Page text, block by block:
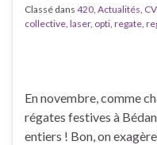
Classé dans 420, Actualités,
collective, laser, opti, regate,
En novembre, comme
régates festives à
entiers ! Bon, on